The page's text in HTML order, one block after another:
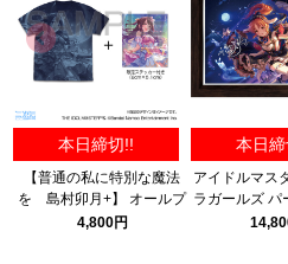
その他先行受付
プレミアム
テイルズ オブ シリーズ
鉄拳
太鼓の達人
本日締切!!
【普通の私に特別な魔法
を 島村卯月+】 オールプ
リントTシャツ 限定セッ
4,800円
本日
アイドルマス
ラガールズ パ
ミラー 安部